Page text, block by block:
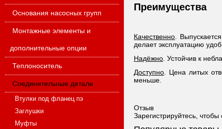
Основания насосных групп
Монтажные элементы и
дополнительные опции
Теплоноситель
Соединительные детали
Втулки под фланец пэ
Заглушки
Муфты
Преимущества
Качественно .
делает эксплуатацию
Надёжно . Устойчив к
Доступно . Цена литых
меньше.
Отзыв
Зарегистрируйтесь, чтобы